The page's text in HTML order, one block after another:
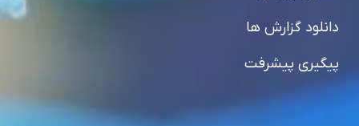
دانلود گزارش ها
پیگیری پیشرفت